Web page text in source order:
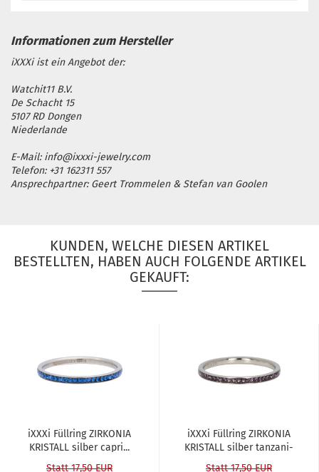
iXXXi ist ein Angebot der:
Watchit11 B.V.
De Schacht 15
5107 RD Dongen
Niederlande
E-Mail: info@ixxxi-jewelry.com
Telefon: +31 162311 557
Ansprechpartner: Geert Trommelen & Stefan van Goolen
KUNDEN, WELCHE DIESEN ARTIKEL
BESTELLTEN, HABEN AUCH FOLGENDE ARTIKEL
GEKAUFT:
iXXXi Füll­ring ZIR­KO­NIA
KRIS­TALL sil­ber capri...
Statt 17,50 EUR
iXXXi Füll­ring ZIR­KO­NIA
KRIS­TALL sil­ber tan­za­ni­
Statt 17,50 EUR